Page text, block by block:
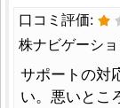
口コミ評価:
株ナビゲーシ
サポートの対
い。悪いとこ